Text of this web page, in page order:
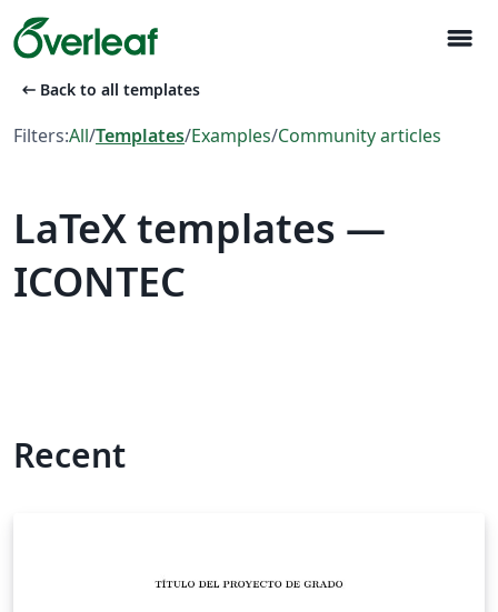
menu
arrow_left_alt Back to all templates
Filters:All/Templates/Examples/Community articles
LaTeX templates —
ICONTEC
Recent